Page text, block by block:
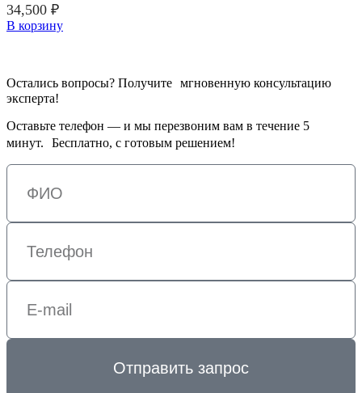
34,500 ₽
В корзину
Остались вопросы? Получите мгновенную консультацию
эксперта!
Оставьте телефон — и мы перезвоним вам в течение 5
минут. Бесплатно, с готовым решением!
Отправить запрос